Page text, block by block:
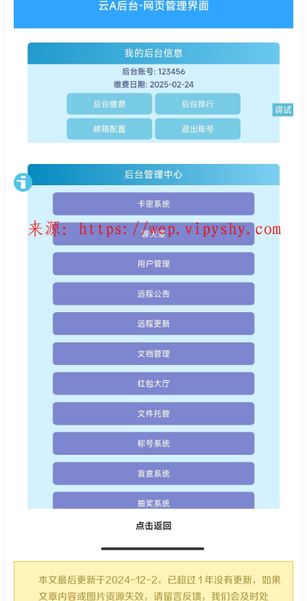
本文最后更新于2024-12-2，已超过 1 年没有更新，如果
文章内容或图片资源失效，请留言反馈，我们会及时处